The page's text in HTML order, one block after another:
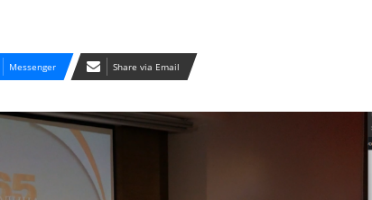
Messenger Share via Email